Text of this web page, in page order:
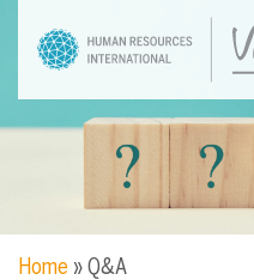
n
t
a
m
Home »Q&A